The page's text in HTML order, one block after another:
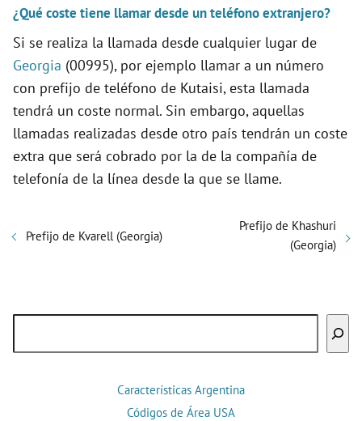
¿Qué coste tiene llamar desde un teléfono extranjero?
Si se realiza la llamada desde cualquier lugar de
Georgia (00995), por ejemplo llamar a un número
con prefijo de teléfono de Kutaisi, esta llamada
tendrá un coste normal. Sin embargo, aquellas
llamadas realizadas desde otro país tendrán un coste
extra que será cobrado por la de la compañía de
telefonía de la línea desde la que se llame.
Prefijo de Kvarell (Georgia)
Prefijo de Khashuri
(Georgia)
Características Argentina
Códigos de Área USA